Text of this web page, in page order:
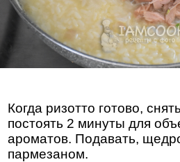
Когда ризотто готово,
постоять 2 минуты для
ароматов. Подавать,
пармезаном.